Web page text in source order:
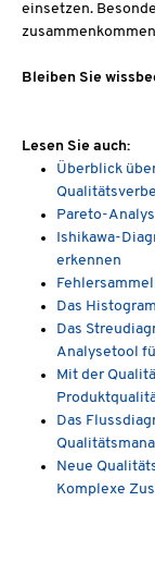
einsetzen.
Bleiben Sie
Lesen Sie auch:
Überblick
Pareto-
Ishikawa-
erkennen
Das
Das
Analysetool
Mit der
Das
Neue
Komplexe